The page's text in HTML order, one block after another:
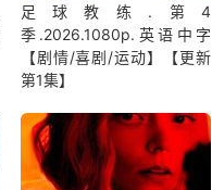
足球教练.第4
季.2026.1080p.英语中字
【剧情/喜剧/运动】【更新
第1集】